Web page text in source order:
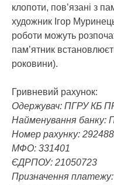
клопоти, пов’язані з
художник Ігор
роботи можуть
пам’ятник
роковини).
Гривневий рахунок:
Одержувач: ПГРУ КБ
Найменування
Номер рахунку:
МФО: 331401
ЄДРПОУ: 21050723
Призначення